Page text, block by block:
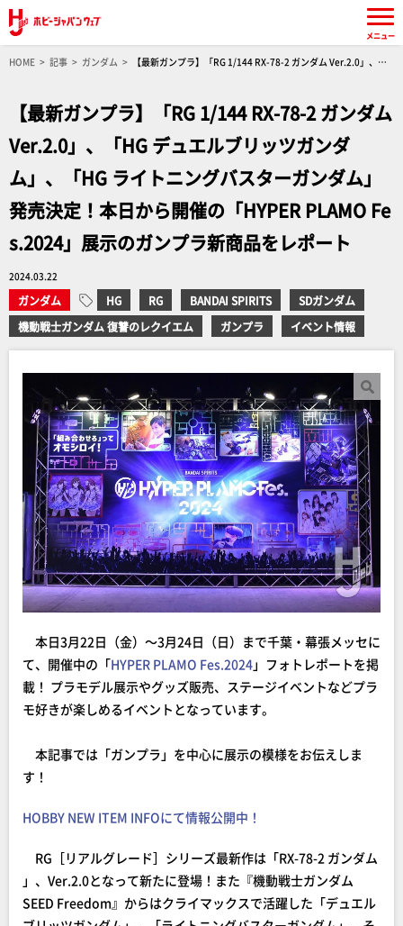
HOME 記事 ガンダム
【最新ガンプラ】「RG 1/144 RX-78-2 ガンダム Ver.2.0」、
【最新ガンプラ】「RG 1/144 RX-78-2 ガンダム
Ver.2.0」、「HG デュエルブリッツガンダ
ム」、「HG ライトニングバスターガンダム」
発売決定！本日から開催の「HYPER PLAMO Fe
s.2024」展示のガンプラ新商品をレポート
2024.03.22
ガンダム HG RG BANDAI SPIRITS
SDガンダム
機動戦士ガンダム 復讐のレクイエム
ガンプラ イベント情報
本日3月22日（金）～3月24日（日）まで千葉・幕張メッセに
て、開催中の「HYPER PLAMO Fes.2024」フォトレポートを掲
載！ プラモデル展示やグッズ販売、ステージイベントなどプラ
モ好きが楽しめるイベントとなっています。
本記事では「ガンプラ」を中心に展示の模様をお伝えしま
す！
HOBBY NEW ITEM INFOにて情報公開中！
RG［リアルグレード］シリーズ最新作は「RX-78-2 ガンダム
」、Ver.2.0となって新たに登場！また『機動戦士ガンダム
SEED Freedom』からはクライマックスで活躍した「デュエル
メニュー